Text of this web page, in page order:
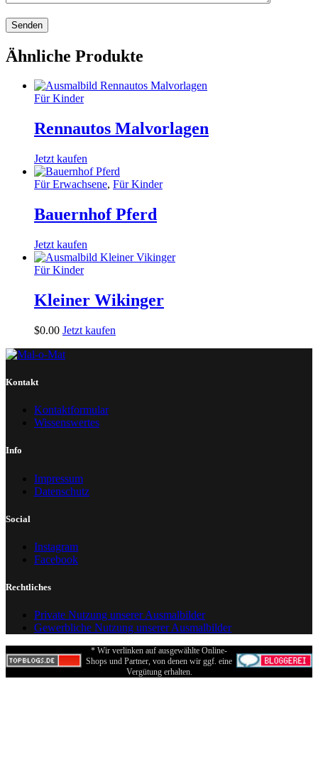
Ähnliche Produkte
Für Kinder
Rennautos Malvorlagen
Jetzt kaufen
Für Erwachsene, Für Kinder
Bauernhof Pferd
Jetzt kaufen
Für Kinder
Kleiner Wikinger
$0.00 Jetzt kaufen
Kontakt
Kontaktformular
Wissenswertes
Info
Impressum
Datenschutz
Social
Instagram
Facebook
Rechtliches
Private Nutzung unserer Ausmalbilder
Gewerbliche Nutzung unserer Ausmalbilder
* Wir verlinken auf ausgewählte Online-
Shops und Partner, von denen wir ggf. eine
Vergütung erhalten.